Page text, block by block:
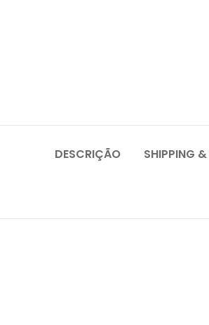
DESCRIÇÃO SHIPPING &